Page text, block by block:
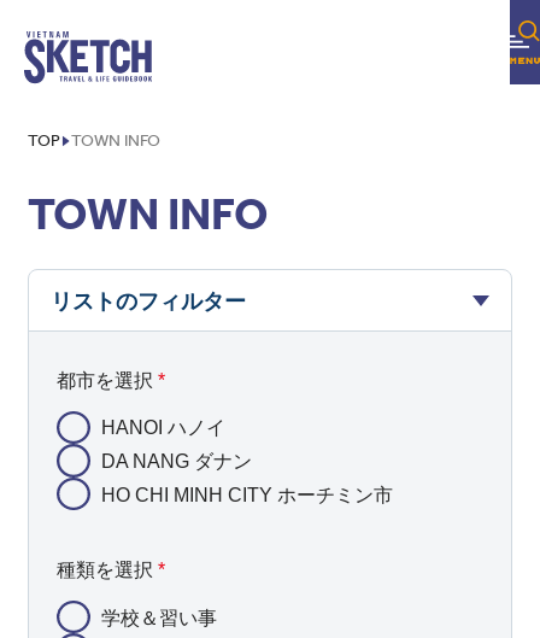
TOP TOWN INFO
TOWN INFO
リストのフィルター
都市を選択 *
HANOI ハノイ
DA NANG ダナン
HO CHI MINH CITY ホーチミン市
種類を選択 *
学校＆習い事